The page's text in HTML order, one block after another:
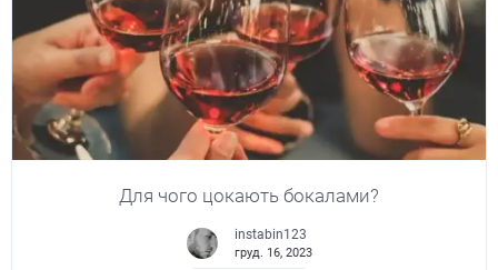
Для чого цокають бокалами?
instabin123
груд. 16, 2023